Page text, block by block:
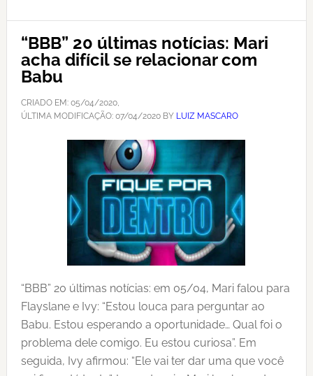
“BBB” 20 últimas notícias: Mari
acha difícil se relacionar com
Babu
CRIADO EM: 05/04/2020,
ÚLTIMA MODIFICAÇÃO: 07/04/2020BY LUIZ MASCARO
“BBB” 20 últimas notícias: em 05/04, Mari falou para
Flayslane e Ivy: “Estou louca para perguntar ao
Babu. Estou esperando a oportunidade… Qual foi o
problema dele comigo. Eu estou curiosa”. Em
seguida, Ivy afirmou: “Ele vai ter dar uma que você